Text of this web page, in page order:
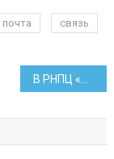
почта
связь